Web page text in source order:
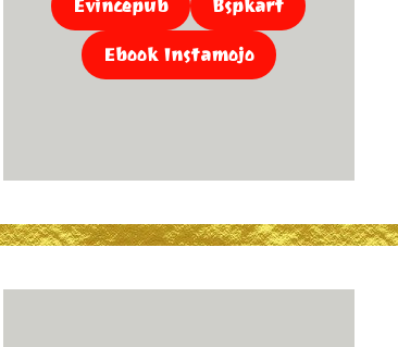
Evincepub
Bspkart
Ebook Instamojo